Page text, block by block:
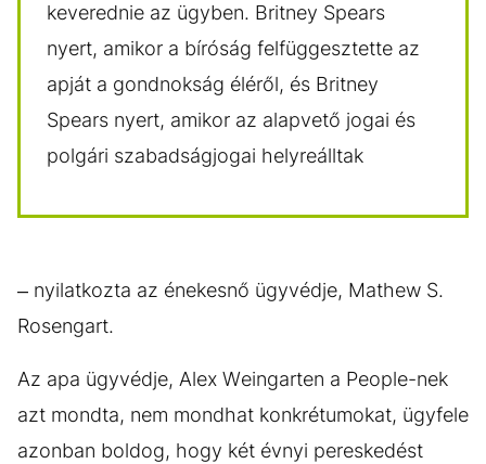
keverednie az ügyben. Britney Spears
nyert, amikor a bíróság felfüggesztette az
apját a gondnokság éléről, és Britney
Spears nyert, amikor az alapvető jogai és
polgári szabadságjogai helyreálltak
– nyilatkozta az énekesnő ügyvédje, Mathew S.
Rosengart.
Az apa ügyvédje, Alex Weingarten a People-nek
azt mondta, nem mondhat konkrétumokat, ügyfele
azonban boldog, hogy két évnyi pereskedést